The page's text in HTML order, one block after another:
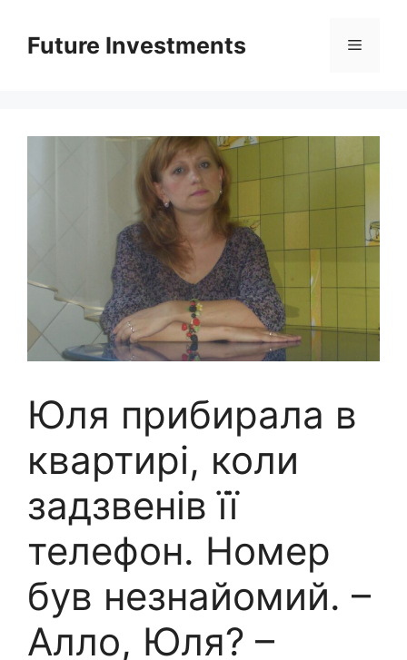
вмістуFuture Investments Меню
Юля прибирала в
квартирі, коли
задзвенів її
телефон. Номер
був незнайомий. –
Алло, Юля? –